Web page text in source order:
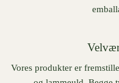
Vores produkter er